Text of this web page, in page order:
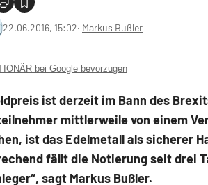
22.06.2016, 15:02‧ Markus Bußler
bei Google bevorzugen
ist derzeit im Bann des
mittlerweile von einem
ist das Edelmetall als sicherer
fällt die Notierung seit drei
sagt Markus Bußler.